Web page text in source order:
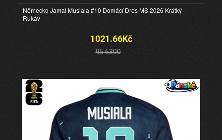
Německo Jamal Musiala #10 Domácí Dres MS 2026 Krátký
Rukáv
1021.66Kč
95.6300